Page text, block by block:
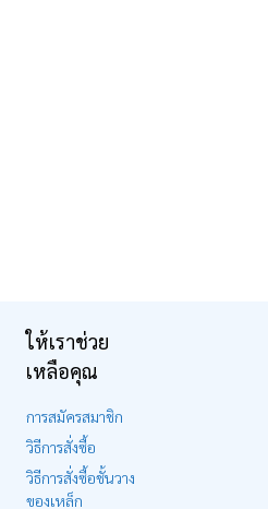
ให้เราช่วย
เหลือคุณ
การสมัครสมาชิก
วิธีการสั่งซื้อ
วิธีการสั่งซื้อชั้นวาง
ของเหล็ก